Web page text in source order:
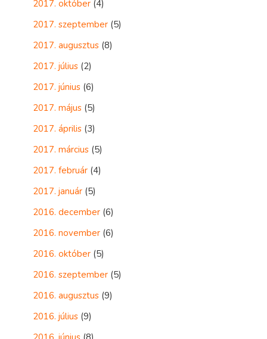
2017. október (4)
2017. szeptember (5)
2017. augusztus (8)
2017. július (2)
2017. június (6)
2017. május (5)
2017. április (3)
2017. március (5)
2017. február (4)
2017. január (5)
2016. december (6)
2016. november (6)
2016. október (5)
2016. szeptember (5)
2016. augusztus (9)
2016. július (9)